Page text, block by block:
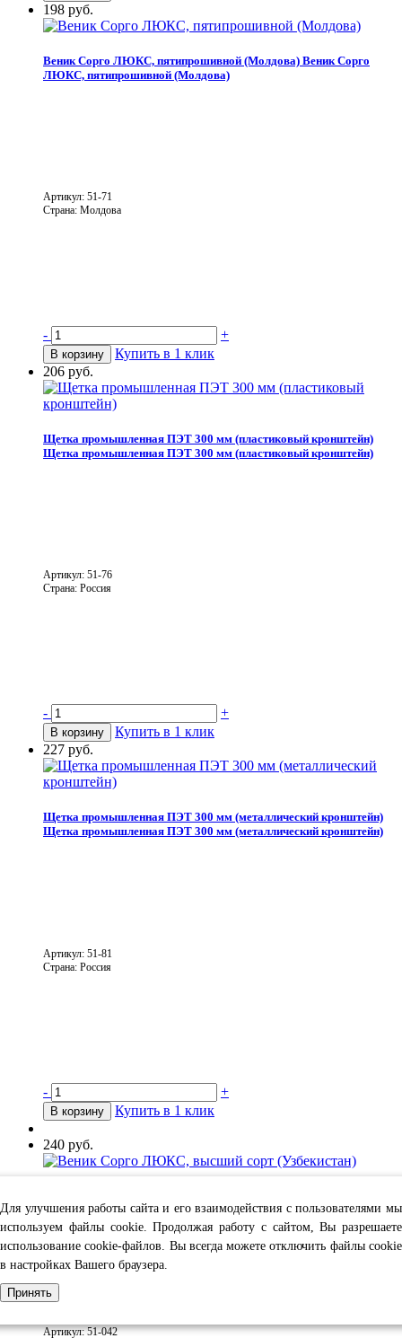
198 руб.
Веник Сорго ЛЮКС, пятипрошивной (Молдова) Веник Сорго
ЛЮКС, пятипрошивной (Молдова)
Артикул: 51-71
Страна: Молдова
- +
В корзину
Купить в 1 клик
206 руб.
Щетка промышленная ПЭТ 300 мм (пластиковый кронштейн)
Щетка промышленная ПЭТ 300 мм (пластиковый кронштейн)
Артикул: 51-76
Страна: Россия
- +
В корзину
Купить в 1 клик
227 руб.
Щетка промышленная ПЭТ 300 мм (металлический кронштейн)
Щетка промышленная ПЭТ 300 мм (металлический кронштейн)
Артикул: 51-81
Страна: Россия
- +
В корзину Купить в 1 клик
240 руб.
ЛЮКС, высший сорт (Узбекистан)
Артикул: 51-042
Для улучшения работы сайта и его взаимодействия с пользователями мы
используем файлы cookie. Продолжая работу с сайтом, Вы разрешаете
использование cookie-файлов. Вы всегда можете отключить файлы cookie
в настройках Вашего браузера.
Принять